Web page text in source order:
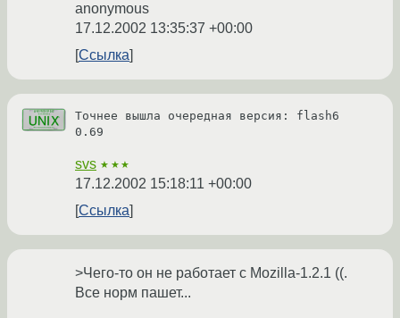
anonymous
17.12.2002 13:35:37 +00:00
Ссылка
Точнее вышла очередная версия: flash6
0.69
svs ★★★
17.12.2002 15:18:11 +00:00
Ссылка
>Чего-то он не работает с Mozilla-1.2.1 ((.
Все норм пашет...